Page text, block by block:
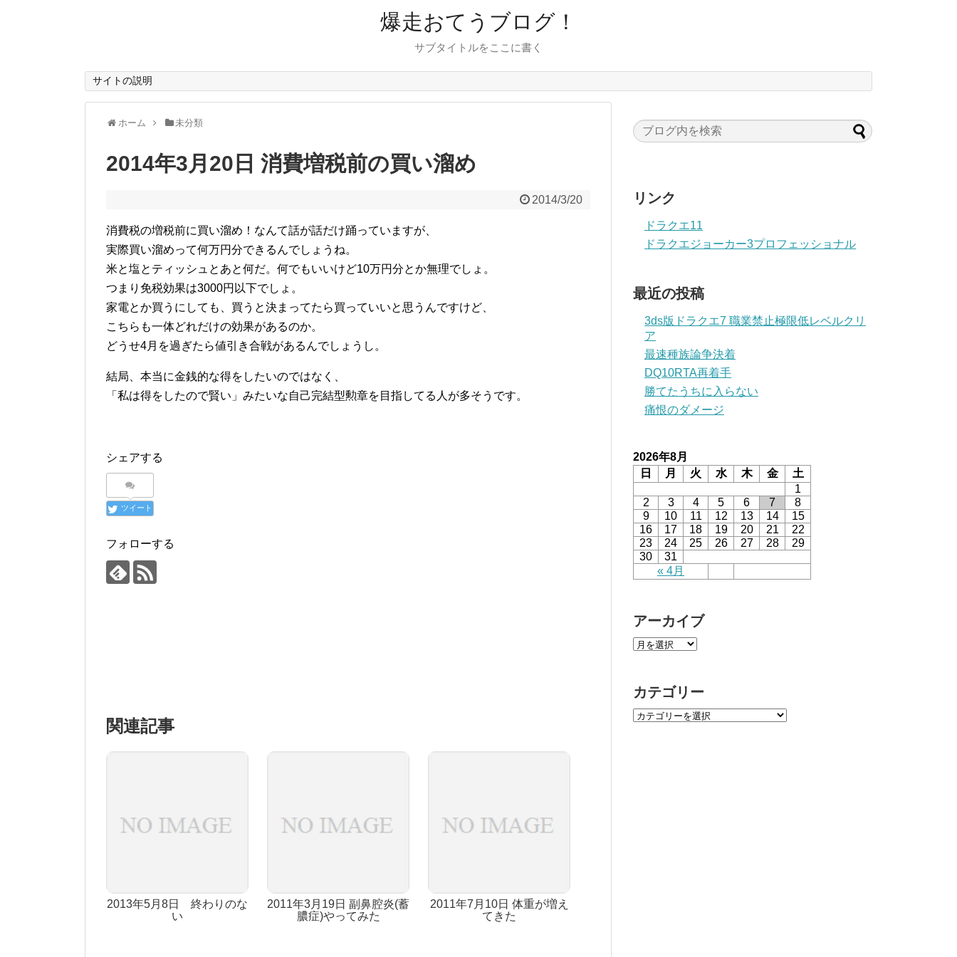
爆走おてうブログ！
サブタイトルをここに書く
サイトの説明
ホーム 未分類
2014年3月20日 消費増税前の買い溜め
2014/3/20
消費税の増税前に買い溜め！なんて話が話だけ踊っていますが、
実際買い溜めって何万円分できるんでしょうね。
米と塩とティッシュとあと何だ。何でもいいけど10万円分とか無理でしょ。
つまり免税効果は3000円以下でしょ。
家電とか買うにしても、買うと決まってたら買っていいと思うんですけど、
こちらも一体どれだけの効果があるのか。
どうせ4月を過ぎたら値引き合戦があるんでしょうし。
結局、本当に金銭的な得をしたいのではなく、
「私は得をしたので賢い」みたいな自己完結型勲章を目指してる人が多そうです。
シェアする
ツイート
フォローする
関連記事
2013年5月8日 終わりのな
い
2011年3月19日 副鼻腔炎(蓄
膿症)やってみた
2011年7月10日 体重が増え
てきた
リンク
ドラクエ11
ドラクエジョーカー3プロフェッショナル
最近の投稿
3ds版ドラクエ7 職業禁止極限低レベルクリ
ア
最速種族論争決着
DQ10RTA再着手
勝てたうちに入らない
痛恨のダメージ
2026年8月
日
月 火 水 木 金 土
« 4月
1
2
3 4 5 6 7
8
9
10 11 12 13 14
15
16
17 18 19 20 21
22
23
24 25 26 27 28
29
30
31
アーカイブ
カテゴリー